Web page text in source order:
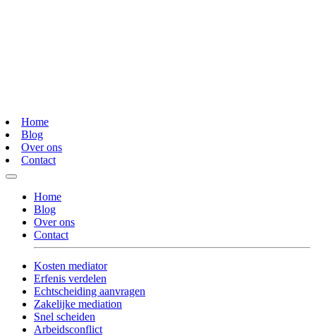
Home
Blog
Over ons
Contact
Home
Blog
Over ons
Contact
Kosten mediator
Erfenis verdelen
Echtscheiding aanvragen
Zakelijke mediation
Snel scheiden
Arbeidsconflict